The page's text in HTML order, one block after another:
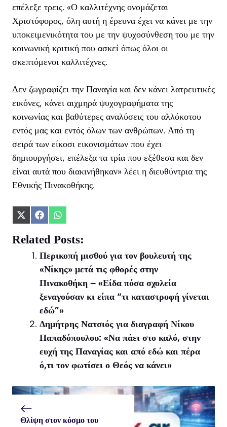
επέλεξε τρεις. «Ο καλλιτέχνης ονομάζεται
Χριστόφορος, όλη αυτή η έρευνα έχει να κάνει με την
υποκειμενικότητα του με την ψυχοσύνθεση του με την
κοινωνική κριτική που ασκεί όπως όλοι οι
σκεπτόμενοι καλλιτέχνες.
Δεν ζωγραφίζει την Παναγία και δεν κάνει λατρευτικές
εικόνες, κάνει αιχμηρά ψυχογραφήματα της
κοινωνίας και βαθύτερες αναλύσεις του αλλόκοτου
εντός μας και εντός όλων των ανθρώπων. Από τη
σειρά των είκοσι εικονισμάτων που έχει
δημιουργήσει, επέλεξα τα τρία που εξέθεσα και δεν
είναι αυτά που διακινήθηκαν» λέει η διευθύντρια της
Εθνικής Πινακοθήκης.
Share
X
(Twitter)
Share
Facebook
Share
WhatsApp
Related Posts:
Περικοπή μισθού για τον βουλευτή της
«Νίκης» μετά τις φθορές στην
Πινακοθήκη – «Είδα πόσα σχολεία
ξεναγούσαν κι είπα “τι καταστροφή γίνεται
εδώ”»
Δημήτρης Νατσιός για διαγραφή Νίκου
Παπαδόπουλου: «Να πάει στο καλό, στην
ευχή της Παναγίας και από εδώ και πέρα
ό,τι τον φωτίσει ο Θεός να κάνει»
Θλίψη στον κόσμο του